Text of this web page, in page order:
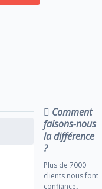
Comment
faisons-nous
la différence
?
Plus de 7000
clients nous font
confiance,